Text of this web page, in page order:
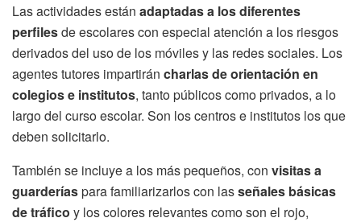
Las actividades están adaptadas a los diferentes
perfilesde escolares con especial atención a los riesgos
derivados del uso de los móviles y las redes sociales. Los
agentes tutores impartirán charlas de orientación en
colegios e institutos, tanto públicos como privados, a lo
largo del curso escolar. Son los centros e institutos los que
deben solicitarlo.
También se incluye a los más pequeños, con visitas a
guarderíaspara familiarizarlos con lasseñales básicas
de tráfico y los colores relevantes como son el rojo,